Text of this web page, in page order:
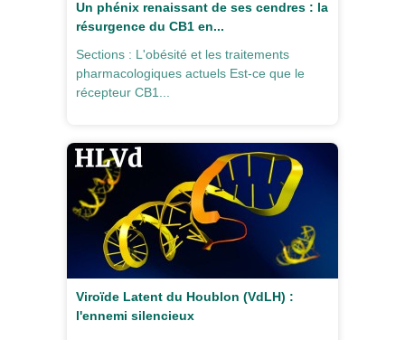
Un phénix renaissant de ses cendres : la
résurgence du CB1 en...
Sections : L'obésité et les traitements
pharmacologiques actuels Est-ce que le
récepteur CB1...
Viroïde Latent du Houblon (VdLH) :
l'ennemi silencieux